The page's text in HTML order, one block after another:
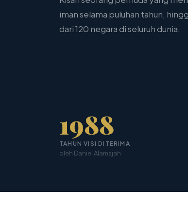
iman selama puluhan tahun,
dari 120 negara di seluruh dunia.
1988
TAHUN VISI DITERIMA
oleh Daniel Alamsjah